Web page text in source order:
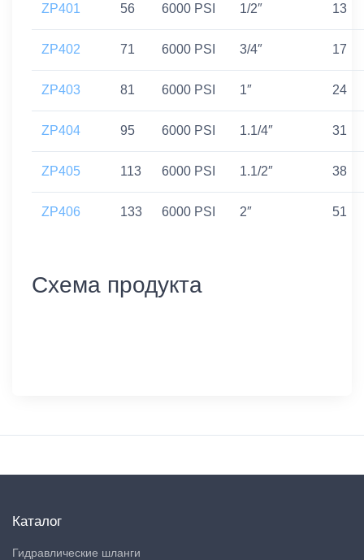
ZP401 56 6000 PSI 1/2″ 13
ZP402 71 6000 PSI 3/4″ 17
ZP403 81 6000 PSI 1″ 24
ZP404 95 6000 PSI 1.1/4″ 31
ZP405 113 6000 PSI 1.1/2″ 38
ZP406 133 6000 PSI 2″ 51
Схема продукта
Каталог
Гидравлические шланги